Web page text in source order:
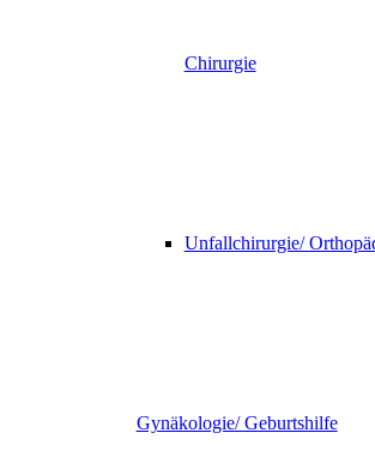
Chirurgie
Unfallchirurgie/
Gynäkologie/ Geburtshilfe